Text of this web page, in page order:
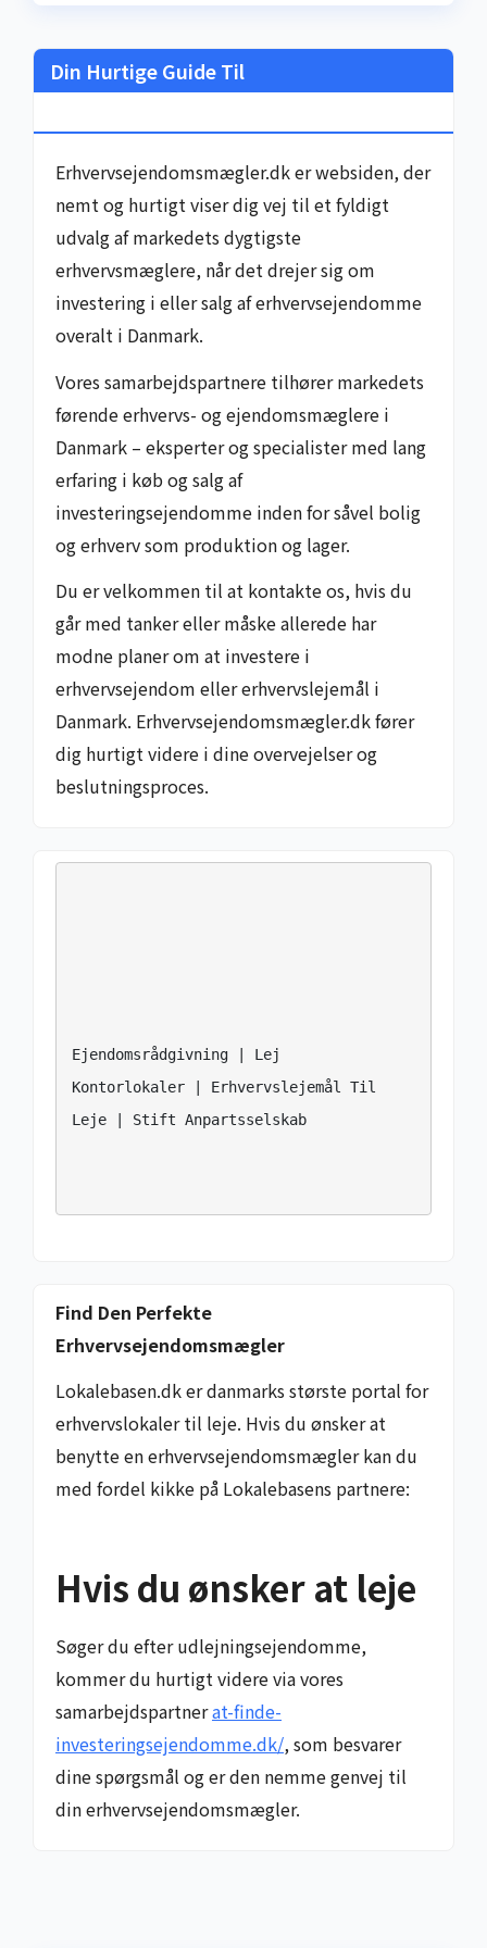
Din Hurtige Guide Til
Erhvervsejendomsmægler.dk er websiden, der
nemt og hurtigt viser dig vej til et fyldigt
udvalg af markedets dygtigste
erhvervsmæglere, når det drejer sig om
investering i eller salg af erhvervsejendomme
overalt i Danmark.
Vores samarbejdspartnere tilhører markedets
førende erhvervs- og ejendomsmæglere i
Danmark – eksperter og specialister med lang
erfaring i køb og salg af
investeringsejendomme inden for såvel bolig
og erhverv som produktion og lager.
Du er velkommen til at kontakte os, hvis du
går med tanker eller måske allerede har
modne planer om at investere i
erhvervsejendom eller erhvervslejemål i
Danmark. Erhvervsejendomsmægler.dk fører
dig hurtigt videre i dine overvejelser og
beslutningsproces.
Ejendomsrådgivning | Lej
Kontorlokaler | Erhvervslejemål Til
Leje | Stift Anpartsselskab
Find Den Perfekte
Erhvervsejendomsmægler
Lokalebasen.dk er danmarks største portal for
erhvervslokaler til leje. Hvis du ønsker at
benytte en erhvervsejendomsmægler kan du
med fordel kikke på Lokalebasens partnere:
Hvis du ønsker at leje
Søger du efter udlejningsejendomme,
kommer du hurtigt videre via vores
samarbejdspartnerat-finde-
investeringsejendomme.dk/, som besvarer
dine spørgsmål og er den nemme genvej til
din erhvervsejendomsmægler.